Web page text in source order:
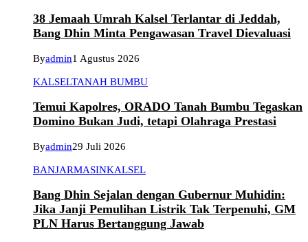
38 Jemaah Umrah Kalsel Terlantar di Jeddah,
Bang Dhin Minta Pengawasan Travel Dievaluasi
Byadmin1 Agustus 2026
KALSELTANAH BUMBU
Temui Kapolres, ORADO Tanah Bumbu Tegaskan
Domino Bukan Judi, tetapi Olahraga Prestasi
Byadmin29 Juli 2026
BANJARMASINKALSEL
Bang Dhin Sejalan dengan Gubernur Muhidin:
Jika Janji Pemulihan Listrik Tak Terpenuhi, GM
PLN Harus Bertanggung Jawab